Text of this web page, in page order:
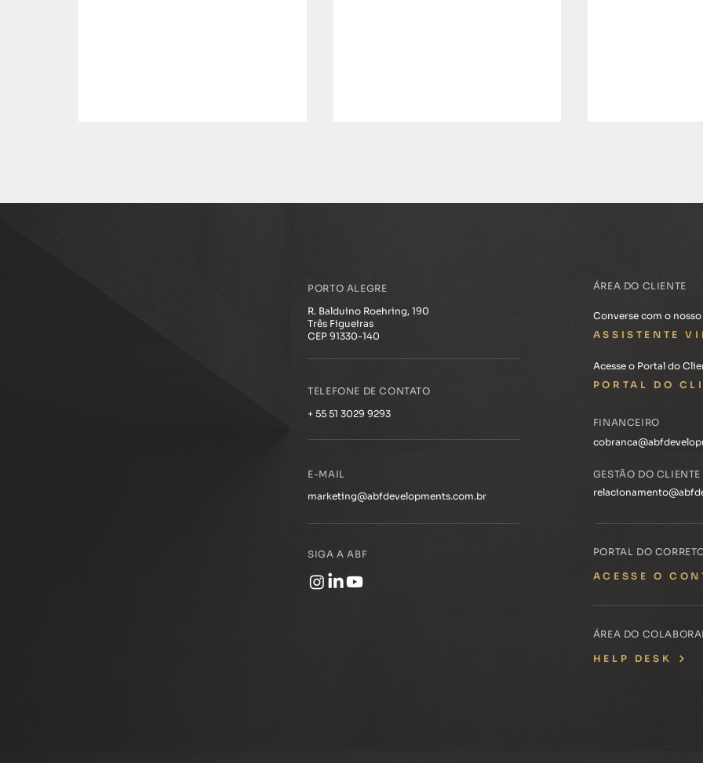
primeiro residencial sênior
premium do Brasil
empreendimento
Deus, em Porto
PORTO ALEGRE
R. Balduino Roehring, 190
Três Figueiras
CEP 91330-140
TELEFONE DE CONTATO
+ 55 51 3029 9293
E-MAIL
marketing@abfdevelopments.com.br
SIGA A ABF
ÁREA DO CLIENTE
Converse com o
ASSISTENTE
Acesse o Portal do
PORTAL DO
FINANCEIRO
GESTÃO DO CLIENTE
PORTAL DO
ACESSE O
ÁREA DO
HELP DESK